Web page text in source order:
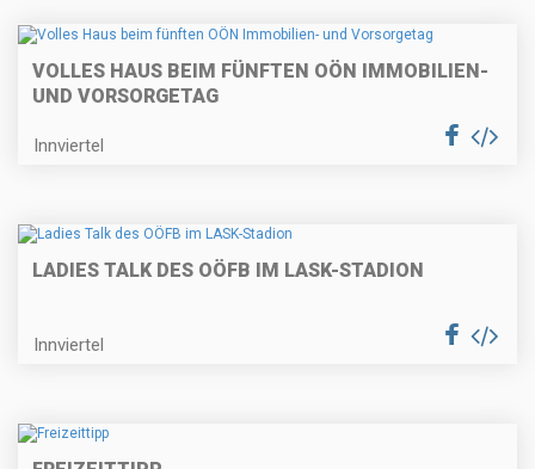
VOLLES HAUS BEIM FÜNFTEN OÖN IMMOBILIEN-
UND VORSORGETAG
Innviertel
LADIES TALK DES OÖFB IM LASK-STADION
Innviertel